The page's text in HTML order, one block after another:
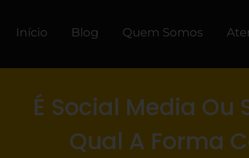
Início Blog Quem Somos
É Social Media Ou
Qual A Forma